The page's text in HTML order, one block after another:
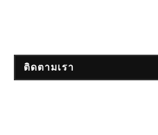
ติดตามเรา